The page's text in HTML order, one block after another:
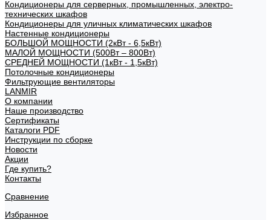
Кондиционеры для серверных, промышленных, электро-
технических шкафов
Кондиционеры для уличных климатических шкафов
Настенные кондиционеры
БОЛЬШОЙ МОЩНОСТИ (2кВт - 6,5кВт)
МАЛОЙ МОЩНОСТИ (500Вт – 800Вт)
СРЕДНЕЙ МОЩНОСТИ (1кВт - 1,5кВт)
Потолочные кондиционеры
Фильтрующие вентиляторы
LANMIR
О компании
Наше производство
Сертификаты
Каталоги PDF
Инструкции по сборке
Новости
Акции
Где купить?
Контакты
Сравнение
Избранное